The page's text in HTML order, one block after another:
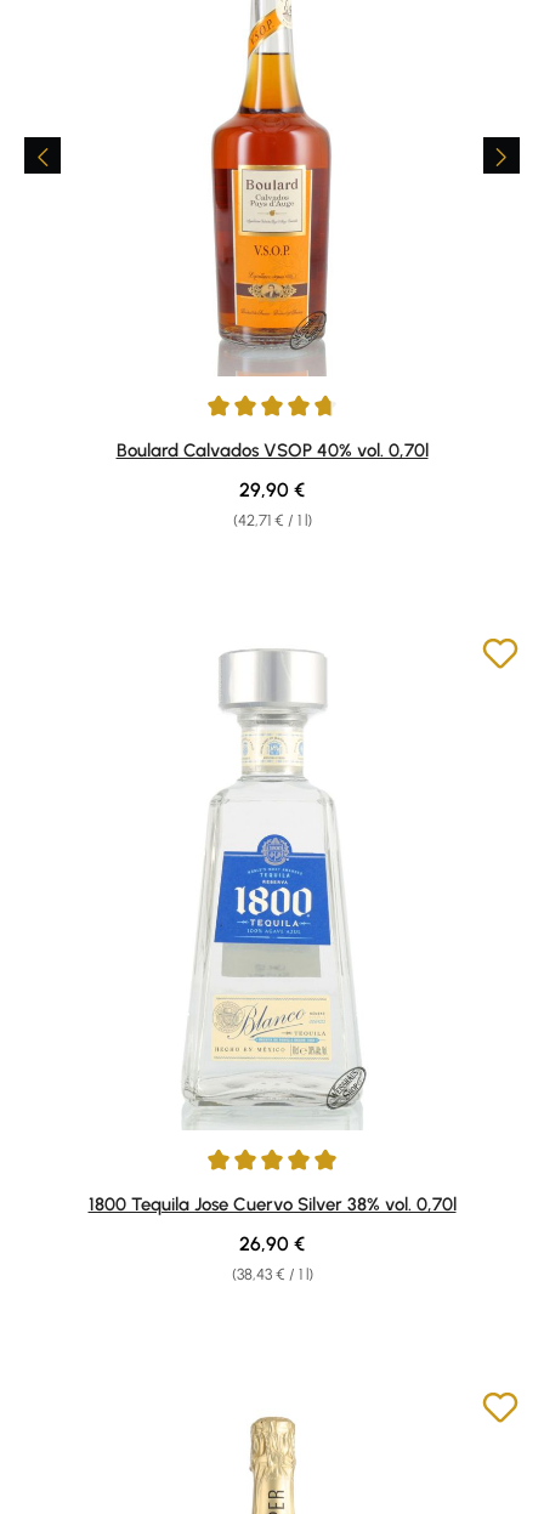
Average rating of 4.75 out of 5 stars
Boulard Calvados VSOP 40% vol. 0,70l
(42,71 € / 1 l)
Regular price:
29,90 €
Average rating of 5 out of 5 stars
1800 Tequila Jose Cuervo Silver 38% vol. 0,70l
(38,43 € / 1 l)
Regular price:
26,90 €